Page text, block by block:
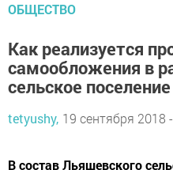
ОБЩЕСТВО
Как реализуется
самообложения в
сельское поселение
tetyushy, 19 сентября 2018
В состав Льяшевского